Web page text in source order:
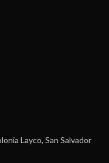
Layco, San Salvador